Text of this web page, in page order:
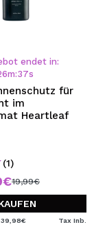
endet in:
m:37s
für
im
Heartleaf
(1)
19,99€
39,98€ Tax Inb.